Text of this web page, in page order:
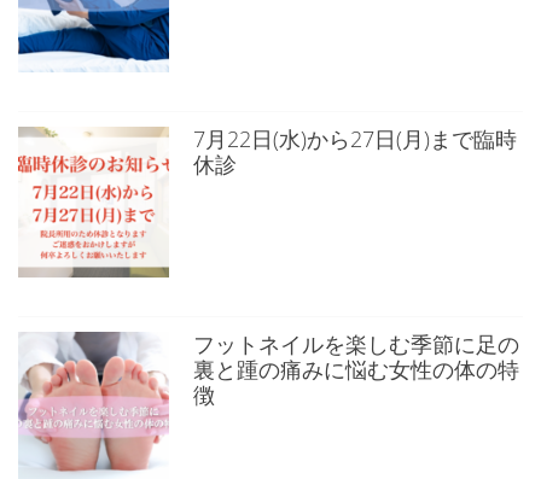
7月22日(水)から27日(月)まで臨時
休診
フットネイルを楽しむ季節に足の
裏と踵の痛みに悩む女性の体の特
徴